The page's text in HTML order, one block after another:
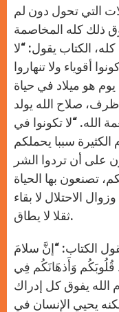
التي تحول دون لم
ذلك كله المخاصمة
الكتاب يقول: “لا
أقوياء ولا تنهاروا
هو ميلاد في حياة
صلاح الله يولد
الله. “لا تكونوا في
سببا يحملكم
على أن تردوا الشر
تصنعون بها الحياة
الاحتلال لا بقاء
ثقلا لا يطاق.
الكتاب: “إنَّ سلامَ
وَأَذهَانَكُم فِي
(فيلبي 4: 7). سلام الله يفوق كل إدراك
يحيي الإنسان في